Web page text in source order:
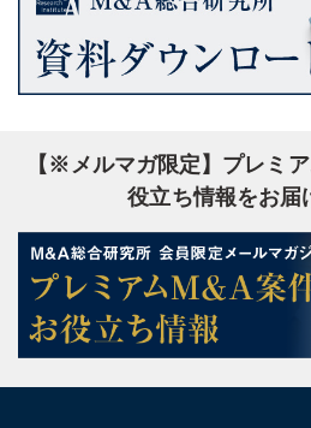
【※メルマガ限定】プレミ
役立ち情報をお届